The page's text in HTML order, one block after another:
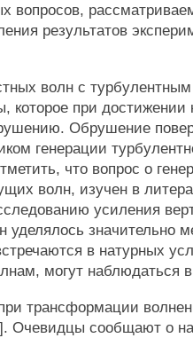
вопросов,
результатов
волн с
которое при достижении
Обрушение
генерации
что вопрос о
волн, изучен в
усиления
уделялось значительно
в натурных
могут наблюдаться
трансформации
Очевидцы сообщают о